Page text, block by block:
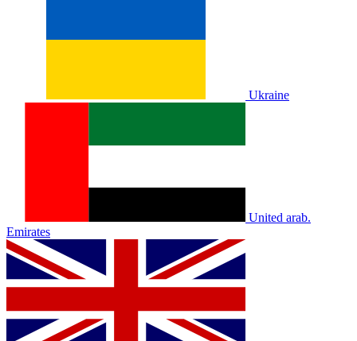
Ukraine
United arab.
Emirates